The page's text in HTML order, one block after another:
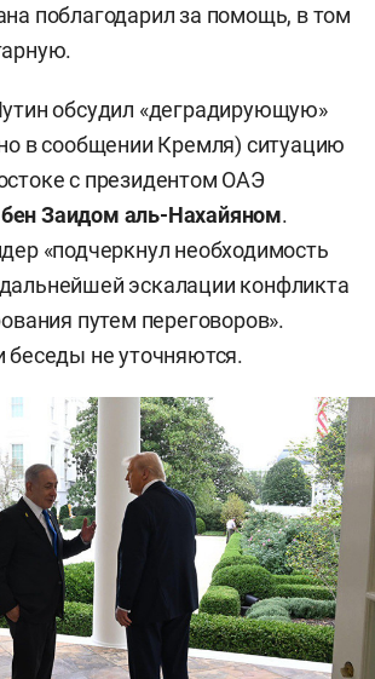
поблагодарил за помощь, в том
обсудил «деградирующую»
в сообщении Кремля) ситуацию
с президентом ОАЭ
Заидом аль-Нахайяном.
«подчеркнул необходимость
эскалации конфликта
путем переговоров».
беседы не уточняются.